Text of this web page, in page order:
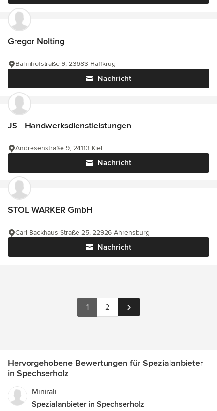
Gregor Nolting
Nachricht
Bahnhofstraße 9, 23683 Haffkrug
JS - Handwerksdienstleistungen
Nachricht
Andresenstraße 9, 24113 Kiel
STOL WARKER GmbH
Nachricht
Carl-Backhaus-Straße 25, 22926 Ahrensburg
1 2
Hervorgehobene Bewertungen für Spezialanbieter
in Spechserholz
Minirali
Spezialanbieter in Spechserholz